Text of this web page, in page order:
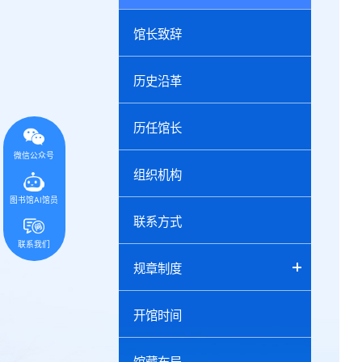
馆长致辞
历史沿革
历任馆长
组织机构
联系方式
规章制度
开馆时间
微信公众号
图书馆AI馆员
联系我们